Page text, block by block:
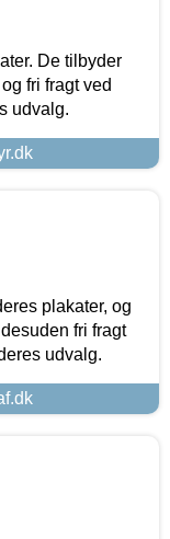
De tilbyder
fri fragt ved
udvalg.
plakater, og
fri fragt
udvalg.